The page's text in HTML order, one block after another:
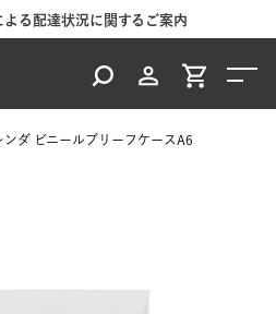
る配達状況に関するご案内
ンダ ビニールブリーフケースA6